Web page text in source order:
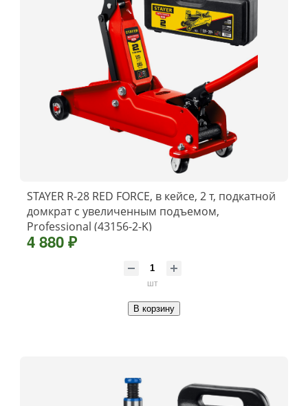
STAYER R-28 RED FORCE, в кейсе, 2 т, подкатной
домкрат с увеличенным подъемом,
Professional (43156-2-K)
4 880 ₽
шт
В корзину